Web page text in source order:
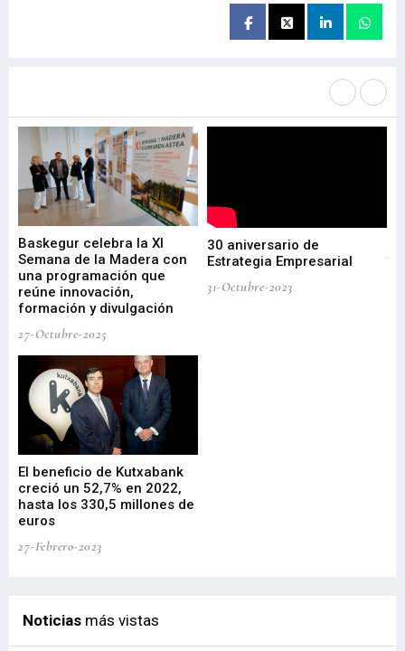
Baskegur celebra la XI
Semana de la Madera con
una programación que
reúne innovación,
formación y divulgación
27-Octubre-2025
30 aniversario de
Estrategia Empresarial
31-Octubre-2023
El beneficio de Kutxabank
creció un 52,7% en 2022,
hasta los 330,5 millones de
euros
27-Febrero-2023
Noticias más vistas